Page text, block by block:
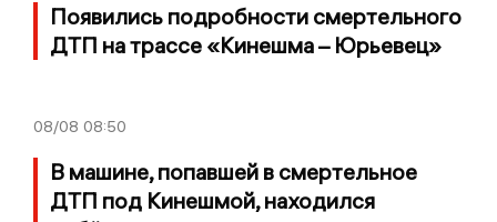
Появились подробности смертельного
ДТП на трассе «Кинешма – Юрьевец»
08/08 08:50
В машине, попавшей в смертельное
ДТП под Кинешмой, находился